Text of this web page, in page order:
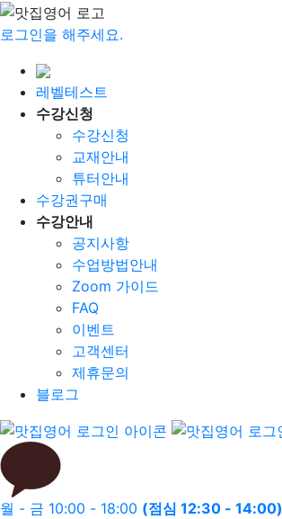
로그인을 해주세요.
레벨테스트
수강신청
수강신청
교재안내
튜터안내
수강권구매
수강안내
공지사항
수업방법안내
Zoom 가이드
FAQ
이벤트
고객센터
제휴문의
블로그
월 - 금 10:00 - 18:00 (점심 12:30 - 14:00)